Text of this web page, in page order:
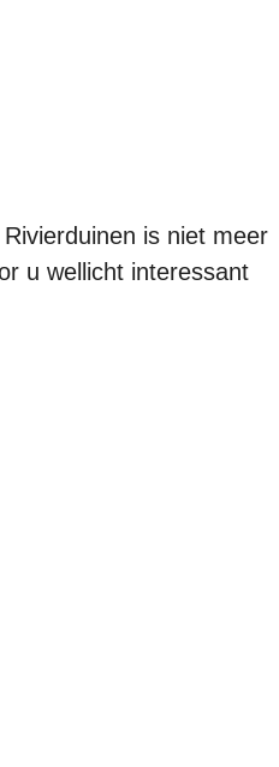
is niet meer
u wellicht interessant